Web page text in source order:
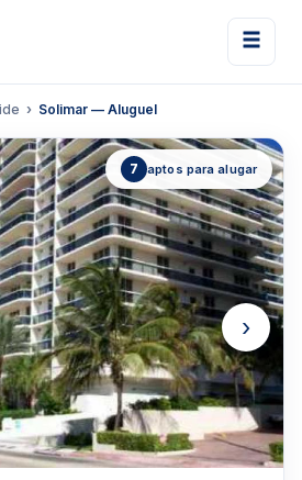
Solimar — Aluguel
7 aptos para alugar
›